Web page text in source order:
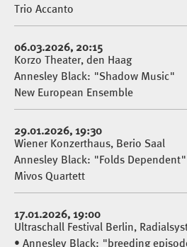
Trio Accanto
06.03.2026, 20:15
Korzo Theater, den Haag
Annesley Black: "Shadow Music"
New European Ensemble
29.01.2026, 19:30
Wiener Konzerthaus, Berio Saal
Annesley Black: "Folds
Mivos Quartett
17.01.2026, 19:00
Ultraschall Festival Berlin,
• Annesley Black: "breeding